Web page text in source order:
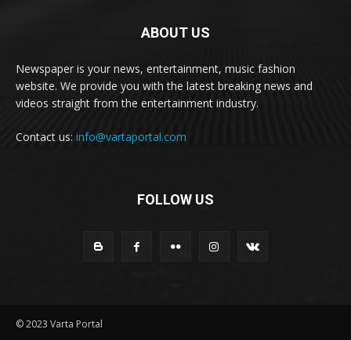
ABOUT US
Newspaper is your news, entertainment, music fashion
website. We provide you with the latest breaking news and
videos straight from the entertainment industry.
Contact us: info@vartaportal.com
FOLLOW US
© 2023 Varta Portal